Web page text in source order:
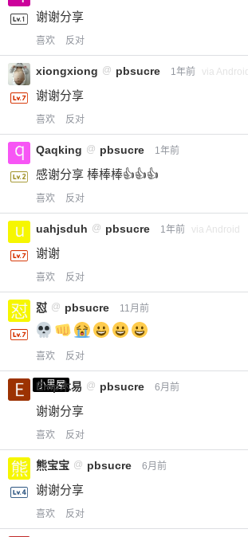
谢谢分享
喜欢 反对
xiongxiong @ pbsucre 1年前 via Android
谢谢分享
喜欢 反对
Qaqking @ pbsucre 1年前
感谢分享 棒棒棒👍👍👍
喜欢 反对
uahjsduh @ pbsucre 1年前 via Android
谢谢
喜欢 反对
怼 @ pbsucre 11月前
喜欢 反对
小黑屋
Emp木易 @ pbsucre 6月前
谢谢分享
喜欢 反对
熊宝宝 @ pbsucre 6月前
谢谢分享
喜欢 反对